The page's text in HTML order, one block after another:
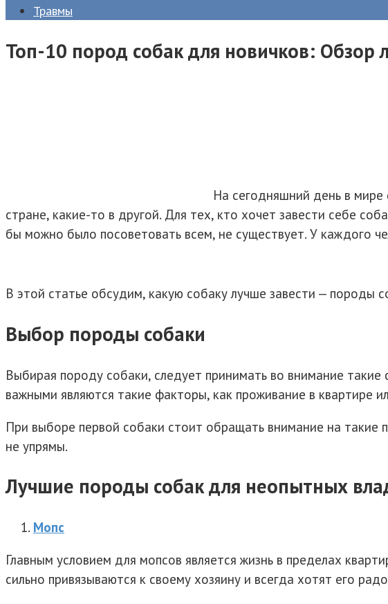
Травмы
Топ-10 пород собак для новичков: Обзор
На сегодняшний день в
стране, какие-то в другой. Для тех, кто хочет завести себе
бы можно было посоветовать всем, не существует. У каждого
В этой статье обсудим, какую собаку лучше завести — породы
Выбор породы собаки
Выбирая породу собаки, следует принимать во внимание
важными являются такие факторы, как проживание в квартире
При выборе первой собаки стоит обращать внимание на
не упрямы.
Лучшие породы собак для неопытных
Мопс
Главным условием для мопсов является жизнь в пределах
сильно привязываются к своему хозяину и всегда хотят его